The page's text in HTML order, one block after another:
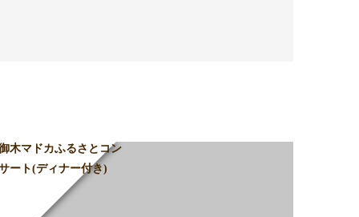
木マドカふるさとコン
ート(ディナー付き)